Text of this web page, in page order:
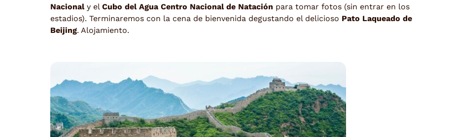
Nacionaly el Cubo del Agua Centro Nacional de Natación para tomar fotos (sin entrar en los
estadios). Terminaremos con la cena de bienvenida degustando el delicioso Pato Laqueado de
Beijing. Alojamiento.